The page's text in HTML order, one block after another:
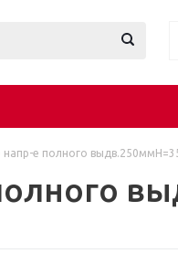
е полного